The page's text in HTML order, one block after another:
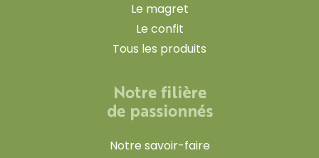
Le magret
Le confit
Tous les produits
Notre filière
de passionnés
Notre savoir-faire